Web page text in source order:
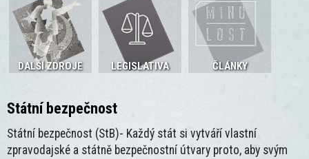
DALŠÍ ZDROJE LEGISLATIVA ČLÁNKY
Státní bezpečnost
Státní bezpečnost (StB)- Každý stát si vytváří vlastní
zpravodajské a státně bezpečnostní útvary proto, aby svým